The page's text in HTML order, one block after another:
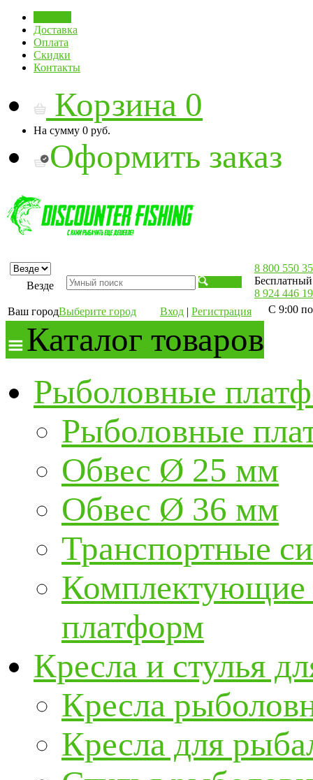
Доставка
Оплата
Скидки
Контакты
Корзина 0
На сумму 0 руб.
Оформить заказ
Везде
Ваш городВыберите город Вход | Регистрация
8 800 550
8 924 446
С 9:00
Каталог товаров
Рыболовные
Рыболовные
Обвес Ø 25 мм
Обвес Ø 36 мм
Транспортные
Комплектующие
платформ
Кресла и стулья
Кресла
Кресла для